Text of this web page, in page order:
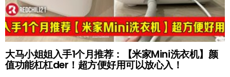
大马小姐姐入手1个月推荐：【米家Mini洗衣机】颜
值功能杠杠der！超方便好用可以放心入！